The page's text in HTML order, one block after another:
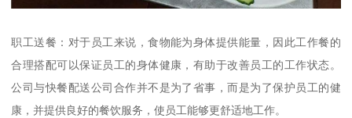
职工送餐：对于员工来说，食物能为身体提供能量，因此工作餐的
合理搭配可以保证员工的身体健康，有助于改善员工的工作状态。
公司与快餐配送公司合作并不是为了省事，而是为了保护员工的健
康，并提供良好的餐饮服务，使员工能够更舒适地工作。